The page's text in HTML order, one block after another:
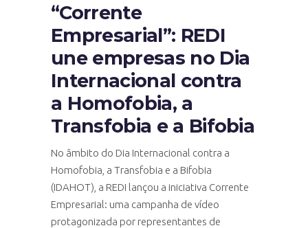
“Corrente
Empresarial”: REDI
une empresas no Dia
Internacional contra
a Homofobia, a
Transfobia e a Bifobia
No âmbito do Dia Internacional contra a
Homofobia, a Transfobia e a Bifobia
(IDAHOT), a REDI lançou a iniciativa Corrente
Empresarial: uma campanha de vídeo
protagonizada por representantes de